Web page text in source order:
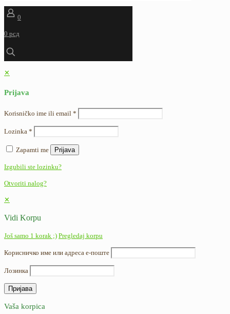
0
0 рсд
✕
Prijava
Korisničko ime ili email *
Lozinka *
Zapamti me Prijava
Izgubili ste lozinku?
Otvoriti nalog?
✕
Vidi Korpu
Još samo 1 korak ;) Pregledaj korpu
Корисничко име или адреса е-поште
Лозинка
Vaša korpica